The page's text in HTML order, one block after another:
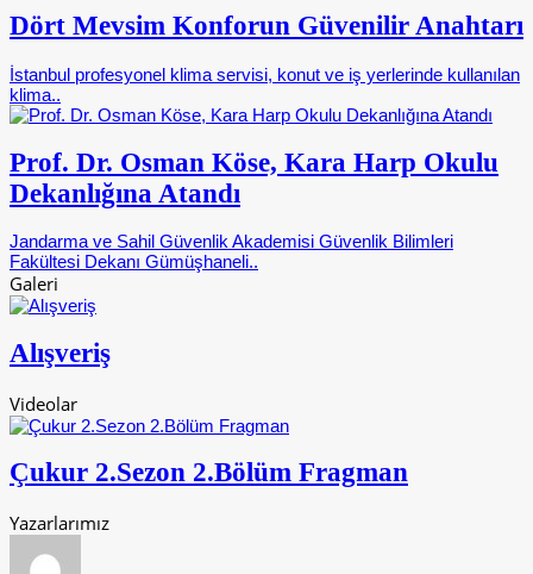
Dört Mevsim Konforun Güvenilir Anahtarı
İstanbul profesyonel klima servisi, konut ve iş yerlerinde kullanılan
klima..
Prof. Dr. Osman Köse, Kara Harp Okulu
Dekanlığına Atandı
Jandarma ve Sahil Güvenlik Akademisi Güvenlik Bilimleri
Fakültesi Dekanı Gümüşhaneli..
Galeri
Alışveriş
Videolar
Çukur 2.Sezon 2.Bölüm Fragman
Yazarlarımız